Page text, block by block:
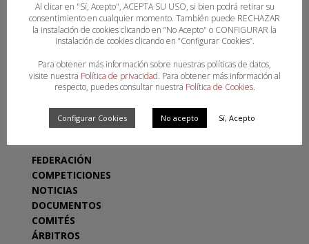
SECCIONES
FEDERACIÓN
COMPETICIONES
NOTICIAS
DOCUMENTOS
COMITÉS
ÁRBITROS
Al clicar en "Sí, Acepto", ACEPTA SU USO, si bien podrá retirar su
consentimiento en cualquier momento. También puede RECHAZAR
la instalación de cookies clicando en “No Acepto" o CONFIGURAR la
instalación de cookies clicando en “Configurar Cookies”.
Para obtener más información sobre nuestras políticas de datos,
visite nuestra Política de privacidad. Para obtener más información al
respecto, puedes consultar nuestra Política de Cookies.
Configurar Cookies No acepto Sí, Acepto